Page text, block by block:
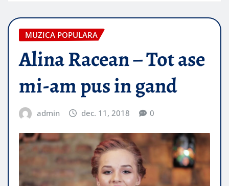
MUZICA POPULARA
Alina Racean – Tot ase
mi-am pus in gand
admin dec. 11, 2018 0